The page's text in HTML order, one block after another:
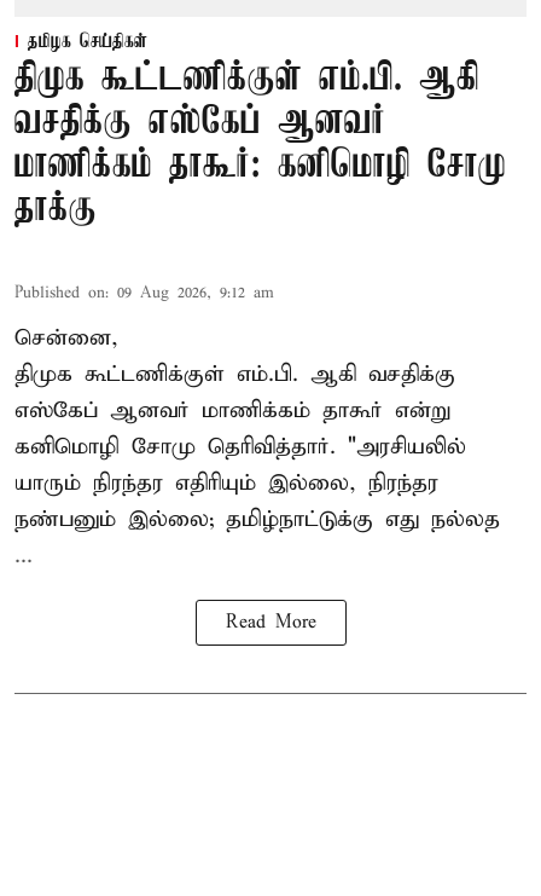
தமிழக செய்திகள்
திமுக கூட்டணிக்குள் எம்.பி. ஆகி
வசதிக்கு எஸ்கேப் ஆனவர்
மாணிக்கம் தாகூர்: கனிமொழி சோமு
தாக்கு
Published on: 09 Aug 2026, 9:12 am
சென்னை,
திமுக கூட்டணிக்குள் எம்.பி. ஆகி வசதிக்கு
எஸ்கேப் ஆனவர் மாணிக்கம் தாகூர் என்று
கனிமொழி சோமு தெரிவித்தார். "அரசியலில்
யாரும் நிரந்தர எதிரியும் இல்லை, நிரந்தர
நண்பனும் இல்லை; தமிழ்நாட்டுக்கு எது நல்லத
...
Read More